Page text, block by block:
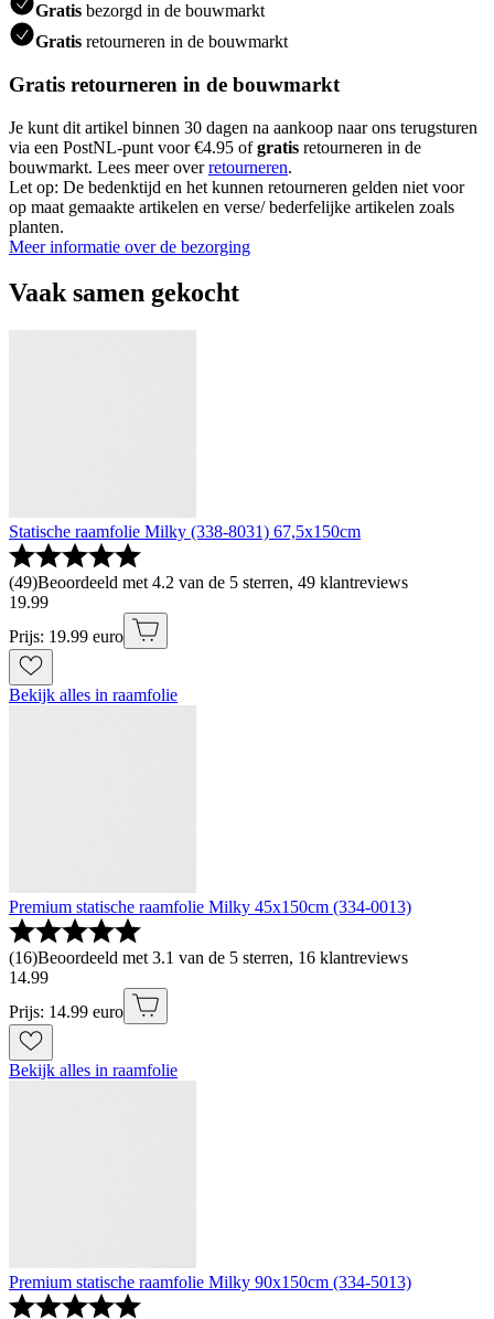
Gratis bezorgd in de bouwmarkt
Gratis retourneren in de bouwmarkt
Gratis retourneren in de bouwmarkt
Je kunt dit artikel binnen 30 dagen na aankoop naar ons terugsturen
via een PostNL-punt voor €4.95 ofgratis retourneren in de
bouwmarkt. Lees meer overretourneren.
Let op: De bedenktijd en het kunnen retourneren gelden niet voor
op maat gemaakte artikelen en verse/ bederfelijke artikelen zoals
planten.
Meer informatie over de bezorging
Vaak samen gekocht
Statische raamfolie Milky (338-8031) 67,5x150cm
(49)Beoordeeld met 4.2 van de 5 sterren, 49 klantreviews
19.99
Prijs: 19.99 euro
Bekijk alles in raamfolie
Premium statische raamfolie Milky 45x150cm (334-0013)
(16)Beoordeeld met 3.1 van de 5 sterren, 16 klantreviews
14.99
Prijs: 14.99 euro
Bekijk alles in raamfolie
Premium statische raamfolie Milky 90x150cm (334-5013)